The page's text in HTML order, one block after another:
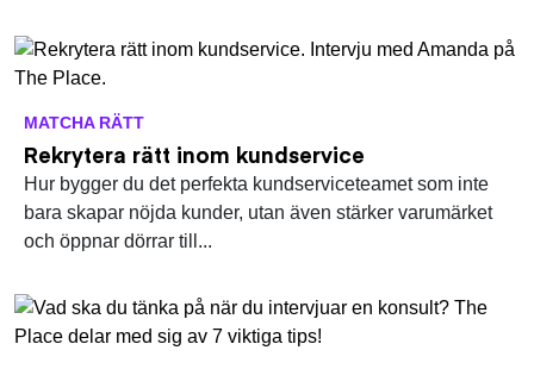
MATCHA RÄTT
Rekrytera rätt inom kundservice
Hur bygger du det perfekta kundserviceteamet som inte
bara skapar nöjda kunder, utan även stärker varumärket
och öppnar dörrar till...